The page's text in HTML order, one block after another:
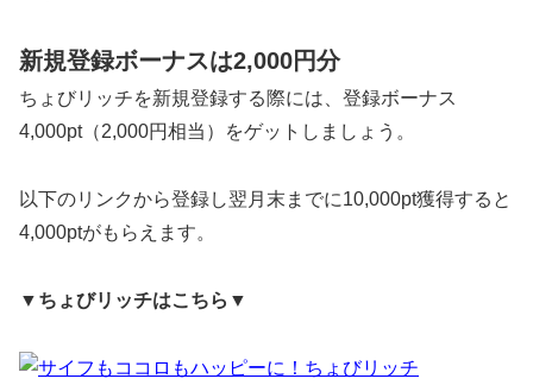
新規登録ボーナスは2,000円分
ちょびリッチを新規登録する際には、登録ボーナス
4,000pt（2,000円相当）をゲットしましょう。
以下のリンクから登録し翌月末までに10,000pt獲得すると
4,000ptがもらえます。
▼ちょびリッチはこちら▼